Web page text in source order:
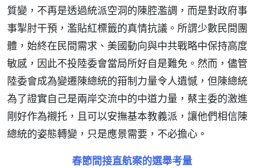
質變，不再是透過統派空洞的陳腔濫調，而是對政府事
事掣肘干預，濫貼紅標籤的真情抗議。所謂少數民間團
體，始終在民間需求、美國動向與中共戰略中保持高度
敏感，因此不投陸委會當局所好自是難免。然而，儘管
陸委會成為變遷陳總統的箝制力量令人遺憾，但陳總統
為了證實自己是兩岸交流中的中道力量，蔡主委的激進
剛好作為襯托，且可以安撫基本教義派，讓他們相信陳
總統的姿態轉變，只是應景需要，不必擔心。
春節間接直航案的選舉考量